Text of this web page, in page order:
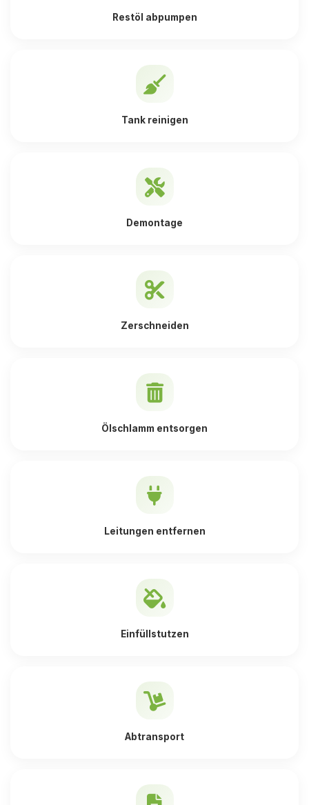
Restöl abpumpen
Tank reinigen
Demontage
Zerschneiden
Ölschlamm entsorgen
Leitungen entfernen
Einfüllstutzen
Abtransport